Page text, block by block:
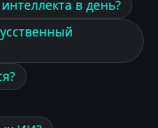
в день?